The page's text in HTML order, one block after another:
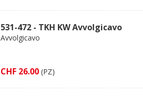
531-472 - TKH KW Avvolgicavo
Avvolgicavo
CHF 26.00 (PZ)